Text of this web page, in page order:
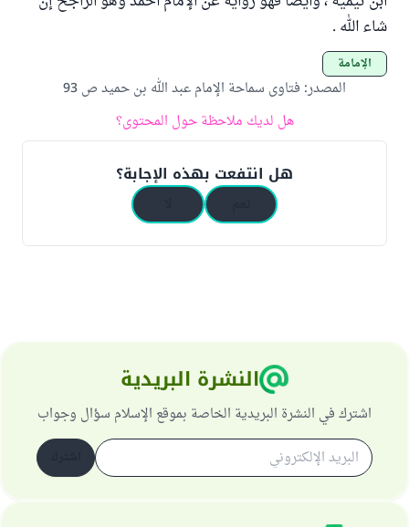
شاء الله .
الإمامة
المصدر: فتاوى سماحة الإمام عبد الله بن حميد ص 93
هل لديك ملاحظة حول المحتوى؟
هل انتفعت بهذه الإجابة؟
النشرة البريدية
اشترك في النشرة البريدية الخاصة بموقع الإسلام سؤال وجواب